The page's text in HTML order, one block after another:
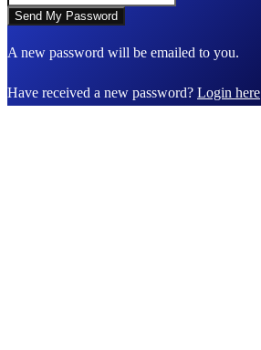
A new password will be emailed to you.
Have received a new password? Login here